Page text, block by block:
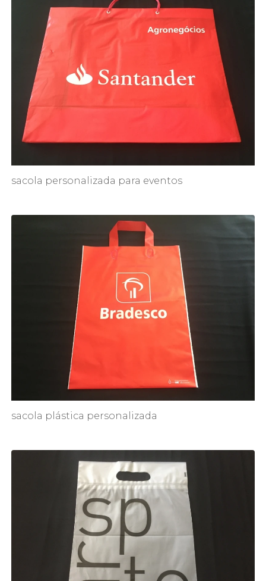
sacola personalizada para eventos
sacola plástica personalizada